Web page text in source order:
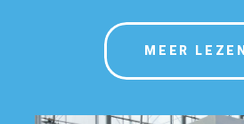
MEER LEZEN